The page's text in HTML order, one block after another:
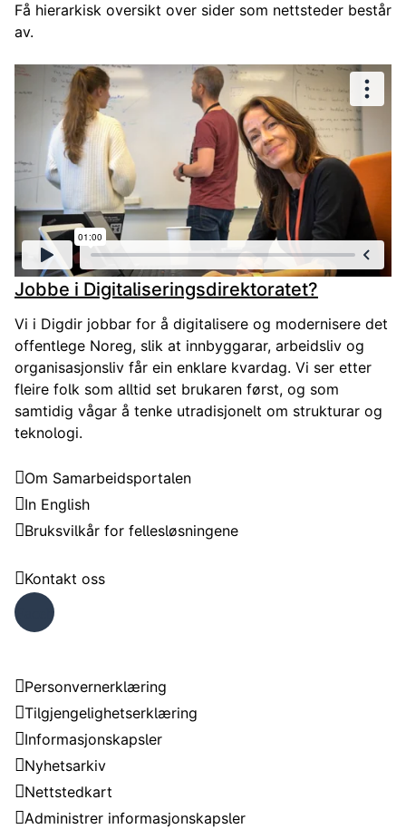
Få hierarkisk oversikt over sider som nettsteder består
av.
Jobbe i Digitaliseringsdirektoratet?
Vi i Digdir jobbar for å digitalisere og modernisere det
offentlege Noreg, slik at innbyggarar, arbeidsliv og
organisasjonsliv får ein enklare kvardag. Vi ser etter
fleire folk som alltid set brukaren først, og som
samtidig vågar å tenke utradisjonelt om strukturar og
teknologi.
Om Samarbeidsportalen
In English
Bruksvilkår for fellesløsningene
Kontakt oss
Faceb
Personvernerklæring
Tilgjengelighetserklæring
Informasjonskapsler
Nyhetsarkiv
Nettstedkart
Administrer informasjonskapsler